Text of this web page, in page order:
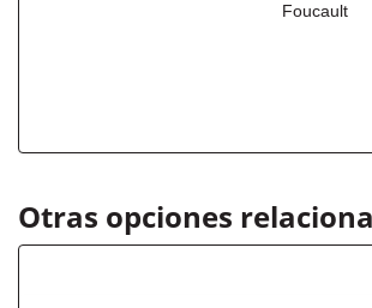
Foucault
Otras opciones